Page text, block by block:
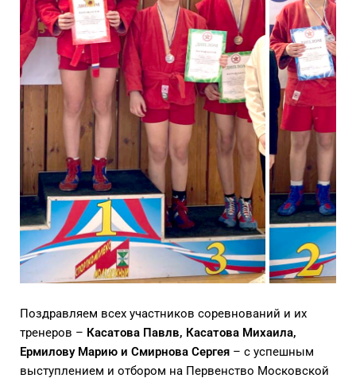
Поздравляем всех участников соревнований и их
тренеров – Касатова Павлв, Касатова Михаила,
Ермилову Марию и Смирнова Сергея – с успешным
выступлением и отбором на Первенство Московской